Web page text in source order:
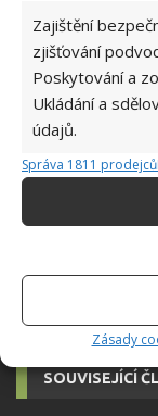
Zajištění
zjišťování
Poskytování a
Ukládání a
údajů.
Správa 1811 prodejců
Zásady
KOMENTOVAT
SOUVISEJÍCÍ